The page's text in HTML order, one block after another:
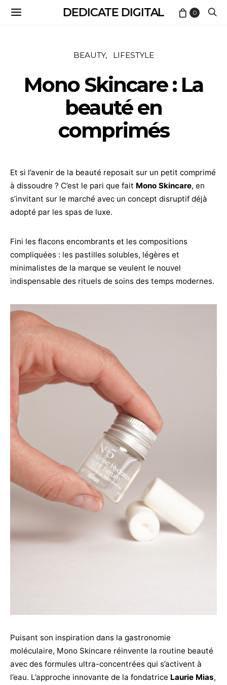
DEDICATE DIGITAL 0
BEAUTY LIFESTYLE
Mono Skincare : La
beauté en
comprimés
Et si l’avenir de la beauté reposait sur un petit comprimé
à dissoudre ? C’est le pari que fait Mono Skincare, en
s’invitant sur le marché avec un concept disruptif déjà
adopté par les spas de luxe.
Fini les flacons encombrants et les compositions
compliquées : les pastilles solubles, légères et
minimalistes de la marque se veulent le nouvel
indispensable des rituels de soins des temps modernes.
Puisant son inspiration dans la gastronomie
moléculaire, Mono Skincare réinvente la routine beauté
avec des formules ultra-concentrées qui s’activent à
l’eau. L’approche innovante de la fondatrice Laurie Mias,